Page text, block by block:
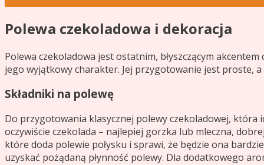
Polewa czekoladowa i dekoracja
Polewa czekoladowa jest ostatnim, błyszczącym
jego wyjątkowy charakter. Jej przygotowanie jest proste,
Składniki na polewę
Do przygotowania klasycznej polewy czekoladowej, która
oczywiście czekolada – najlepiej gorzka lub mleczna,
które doda polewie połysku i sprawi, że będzie ona
uzyskać pożądaną płynność polewy. Dla dodatkowego